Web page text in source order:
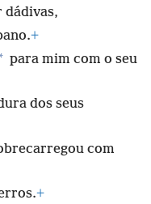
dádivas,
+
para mim com o seu
dos seus
com
+